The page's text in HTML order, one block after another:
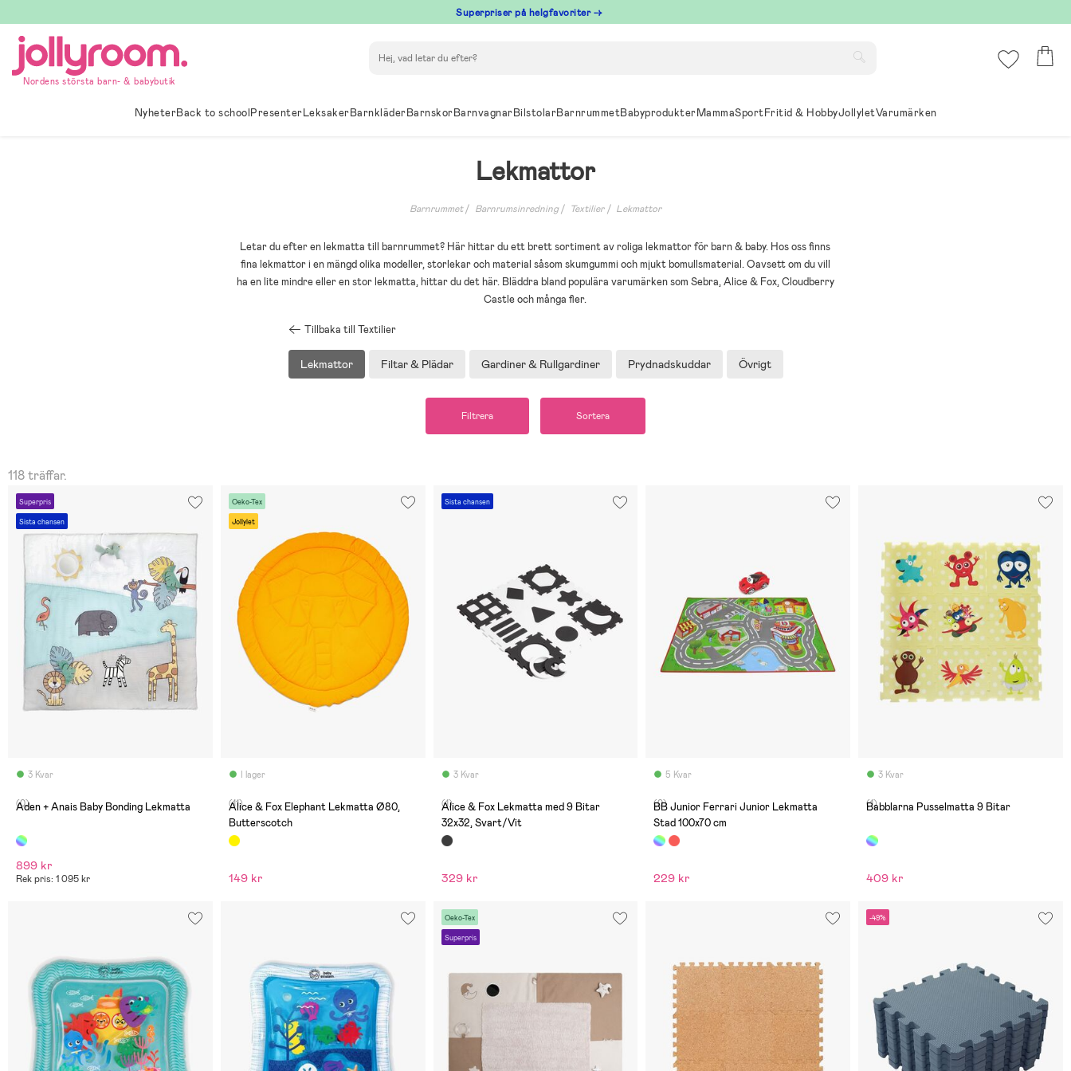
till
innehållet
Superpriser på helgfavoriter →
Nordens största barn- & babybutik
NyheterBack to schoolPresenterLeksakerBarnkläderBarnskorBarnvagnarBilstolarBarnrummetBabyprodukterMammaSportFritid & HobbyJollyletVarumärken
Lekmattor
Barnrummet Barnrumsinredning Textilier Lekmattor
Letar du efter en lekmatta till barnrummet? Här hittar du ett brett sortiment av roliga lekmattor för barn & baby. Hos oss finns
fina lekmattor i en mängd olika modeller, storlekar och material såsom skumgummi och mjukt bomullsmaterial. Oavsett om du vill
ha en lite mindre eller en stor lekmatta, hittar du det här. Bläddra bland populära varumärken som Sebra, Alice & Fox, Cloudberry
Castle och många fler.
Tillbaka till Textilier
Lekmattor Filtar & Plädar Gardiner & Rullgardiner Prydnadskuddar Övrigt
Filtrera Sortera
118 träffar.
Superpris
Sista chansen
3 Kvar
(0)
Aden + Anais Baby Bonding Lekmatta
899 kr
Rek pris: 1 095 kr
Oeko-Tex
Jollylet
I lager
(11)
Alice & Fox Elephant Lekmatta Ø80,
Butterscotch
149 kr
Sista chansen
3 Kvar
(1)
Alice & Fox Lekmatta med 9 Bitar
32x32, Svart/Vit
329 kr
5 Kvar
(0)
BB Junior Ferrari Junior Lekmatta
Stad 100x70 cm
229 kr
3 Kvar
(1)
Babblarna Pusselmatta 9 Bitar
409 kr
Oeko-Tex
Superpris
-49%